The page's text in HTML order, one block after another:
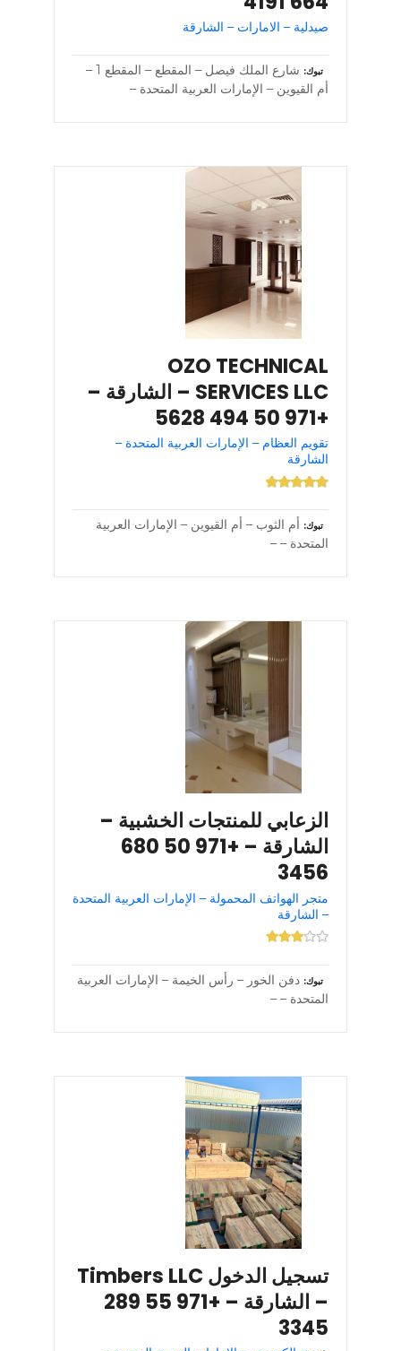
صيدلية – الامارات – الشارقة
تبوك
شارع الملك فيصل – المقطع – المقطع 1 –
أم القيوين – الإمارات العربية المتحدة –
OZO TECHNICAL
SERVICES LLC – الشارقة –
+971 50 494 5628
تقويم العظام – الإمارات العربية المتحدة –
الشارقة
تبوك
أم الثوب – أم القيوين – الإمارات العربية
المتحدة – –
الزعابي للمنتجات الخشبية –
الشارقة – +971 50 680
3456
متجر الهواتف المحمولة – الإمارات العربية المتحدة
– الشارقة
تبوك دفن الخور – رأس الخيمة – الإمارات العربية
المتحدة – –
تسجيل الدخول Timbers LLC
– الشارقة – +971 55 289
3345